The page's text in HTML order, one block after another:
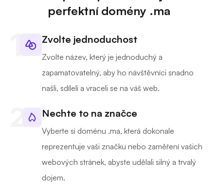
perfektní domény .ma
Zvolte jednoduchost
Zvolte název, který je jednoduchý a
zapamatovatelný, aby ho návštěvníci snadno
našli, sdíleli a vraceli se na váš web.
Nechte to na značce
Vyberte si doménu .ma, která dokonale
reprezentuje vaši značku nebo zaměření vašich
webových stránek, abyste udělali silný a trvalý
dojem.